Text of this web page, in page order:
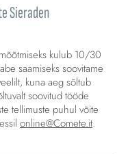
Sieraden
kulub 10/30
saamiseks soovitame
kuna aeg sõltub
soovitud tööde
tellimuste puhul võite
online@Comete.it.